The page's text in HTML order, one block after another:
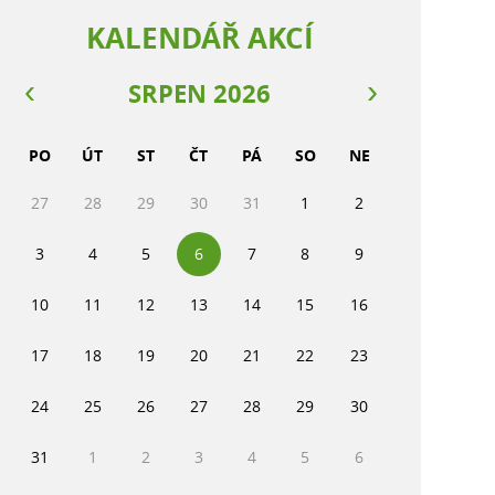
KALENDÁŘ AKCÍ
SRPEN 2026
PO ÚT ST ČT PÁ SO NE
27 28 29 30 31 1 2
3 4 5 6 7 8 9
10 11 12 13 14 15 16
17 18 19 20 21 22 23
24 25 26 27 28 29 30
31 1 2 3 4 5 6